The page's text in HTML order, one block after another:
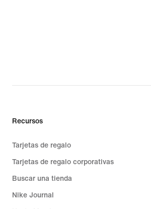
Recursos
Tarjetas de regalo
Tarjetas de regalo corporativas
Buscar una tienda
Nike Journal